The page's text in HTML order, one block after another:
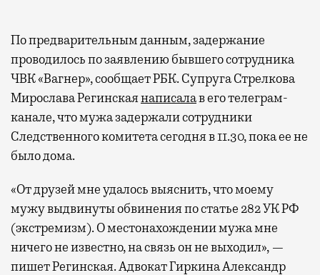
По предварительным данным, задержание
проводилось по заявлению бывшего сотрудника
ЧВК «Вагнер», сообщает РБК. Супруга Стрелкова
Мирослава Регинскаянаписалав его телеграм-
канале, что мужа задержали сотрудники
Следственного комитета сегодня в 11.30, пока ее не
было дома.
«От друзей мне удалось выяснить, что моему
мужу выдвинуты обвинения по статье 282 УК РФ
(экстремизм). О местонахождении мужа мне
ничего не известно, на связь он не выходил», —
пишет Регинская. Адвокат Гиркина Александр